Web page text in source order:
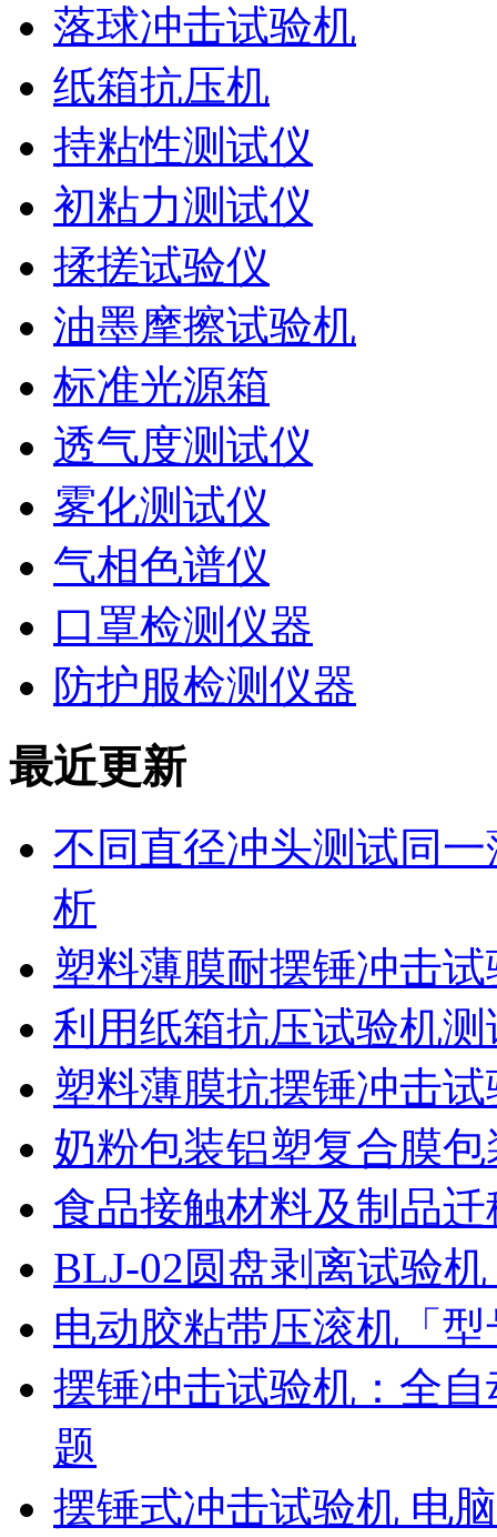
落球冲击试验机
纸箱抗压机
持粘性测试仪
初粘力测试仪
揉搓试验仪
油墨摩擦试验机
标准光源箱
透气度测试仪
雾化测试仪
气相色谱仪
口罩检测仪器
防护服检测仪器
最近更新
不同直径冲头测试同
析
塑料薄膜耐摆锤冲击
利用纸箱抗压试验机
塑料薄膜抗摆锤冲击
奶粉包装铝塑复合膜
食品接触材料及制品
BLJ-02圆盘剥离试验
电动胶粘带压滚机「
摆锤冲击试验机：全
题
摆锤式冲击试验机 电